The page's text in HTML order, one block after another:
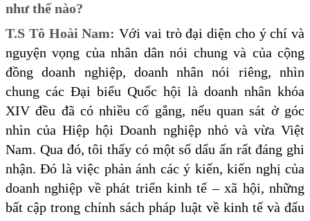
như thế nào?
T.S Tô Hoài Nam: Với vai trò đại diện cho ý chí và
nguyện vọng của nhân dân nói chung và của cộng
đồng doanh nghiệp, doanh nhân nói riêng, nhìn
chung các Đại biểu Quốc hội là doanh nhân khóa
XIV đều đã có nhiều cố gắng, nếu quan sát ở góc
nhìn của Hiệp hội Doanh nghiệp nhỏ và vừa Việt
Nam. Qua đó, tôi thấy có một số dấu ấn rất đáng ghi
nhận. Đó là việc phản ánh các ý kiến, kiến nghị của
doanh nghiệp về phát triển kinh tế – xã hội, những
bất cập trong chính sách pháp luật về kinh tế và đấu